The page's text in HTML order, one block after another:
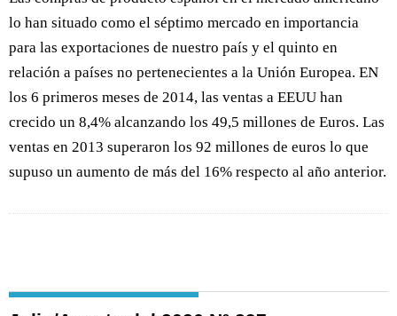
lo han situado como el séptimo mercado en importancia
para las exportaciones de nuestro país y el quinto en
relación a países no pertenecientes a la Unión Europea. EN
los 6 primeros meses de 2014, las ventas a EEUU han
crecido un 8,4% alcanzando los 49,5 millones de Euros. Las
ventas en 2013 superaron los 92 millones de euros lo que
supuso un aumento de más del 16% respecto al año anterior.